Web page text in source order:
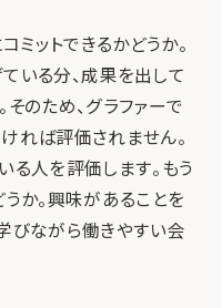
ミットできるかどうか。
いる分、成果を出して
のため、グラファーで
れば評価されません。
る人を評価します。もう
か。興味があることを
びながら働きやすい会